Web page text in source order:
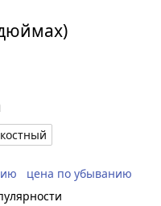
цена по убыванию